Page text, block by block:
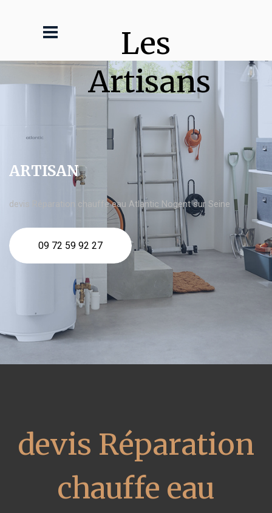
Les
Artisans
ARTISAN
devis Réparation chauffe eau Atlantic Nogent sur Seine
09 72 59 92 27
devis Réparation
chauffe eau